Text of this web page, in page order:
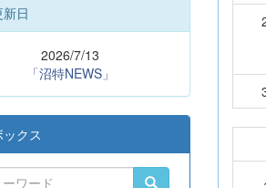
日
2026/7/13
「沼特NEWS」
クス